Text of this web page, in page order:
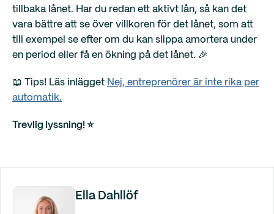
tillbaka lånet. Har du redan ett aktivt lån, så kan det
vara bättre att se över villkoren för det lånet, som att
till exempel se efter om du kan slippa amortera under
en period eller få en ökning på det lånet. 🎉
📖 Tips! Läs inlägget Nej, entreprenörer är inte rika per
automatik.
Trevlig lyssning! ⭐️
Ella Dahllöf